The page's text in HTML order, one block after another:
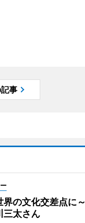
事
界の文化交差点に
三太さん